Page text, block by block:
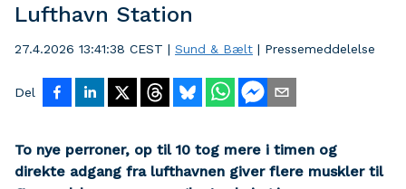
Lufthavn Station
27.4.2026 13:41:38 CEST | Sund & Bælt | Pressemeddelelse
Del
To nye perroner, op til 10 tog mere i timen og
direkte adgang fra lufthavnen giver flere muskler til